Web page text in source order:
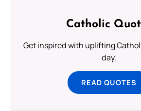
Catholic
Get inspired with uplifting
day.
READ QUOTES